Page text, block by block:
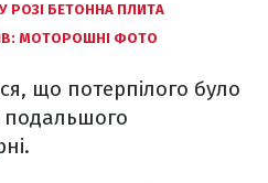
РОЗІ БЕТОННА ПЛИТА
МОТОРОШНІ ФОТО
що потерпілого було
подальшого